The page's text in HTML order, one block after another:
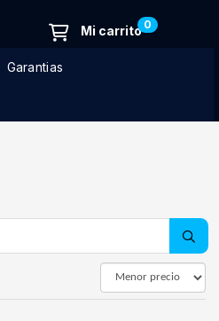
0
Garantias